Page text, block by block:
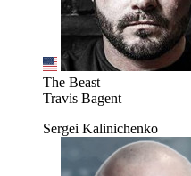
The Beast
Travis Bagent
Sergei Kalinichenko